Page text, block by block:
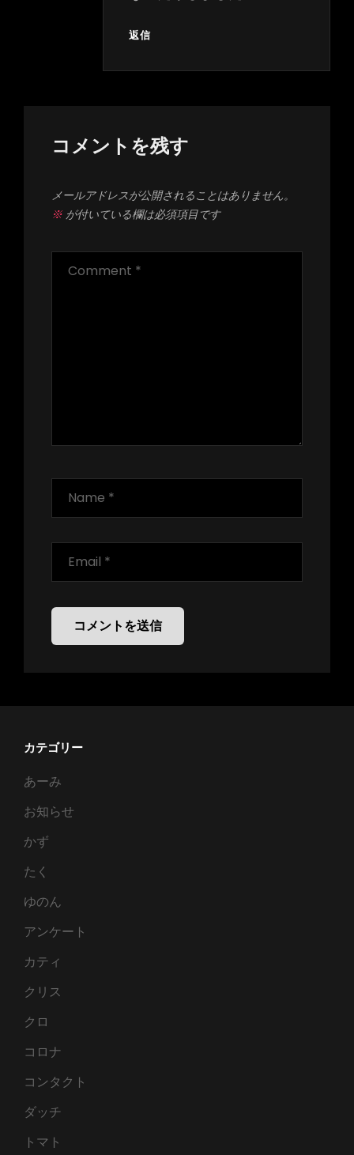
返信
コメントを残す
メールアドレスが公開されることはありません。
※が付いている欄は必須項目です
カテゴリー
あーみ
お知らせ
かず
たく
ゆのん
アンケート
カティ
クリス
クロ
コロナ
コンタクト
ダッチ
トマト